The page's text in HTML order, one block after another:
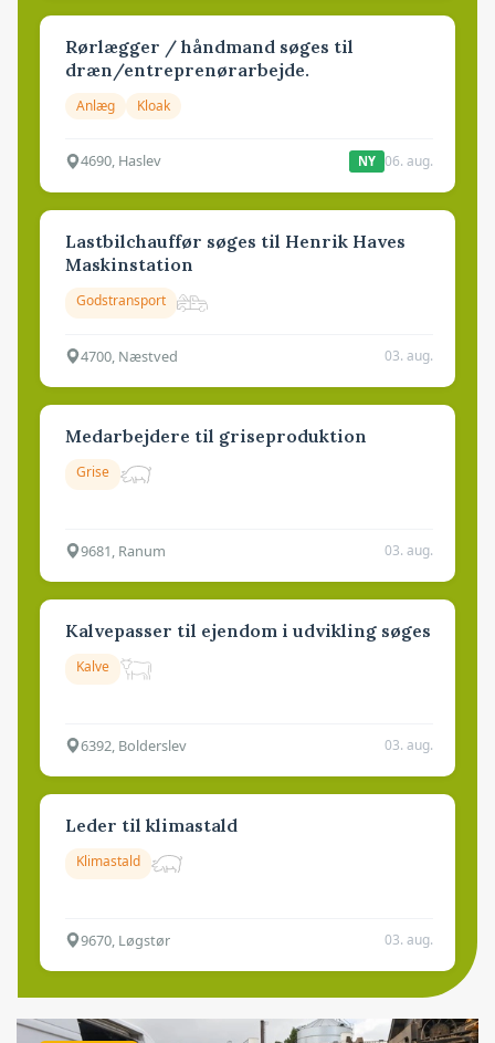
Rørlægger / håndmand søges til
dræn/entreprenørarbejde.
Anlæg Kloak
4690, Haslev NY 06. aug.
Lastbilchauffør søges til Henrik Haves
Maskinstation
Godstransport
4700, Næstved 03. aug.
Medarbejdere til griseproduktion
Grise
9681, Ranum 03. aug.
Kalvepasser til ejendom i udvikling søges
Kalve
6392, Bolderslev 03. aug.
Leder til klimastald
Klimastald
9670, Løgstør 03. aug.